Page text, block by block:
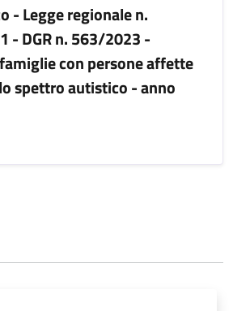
- Legge regionale n.
- DGR n. 563/2023 -
con persone affette
spettro autistico - anno